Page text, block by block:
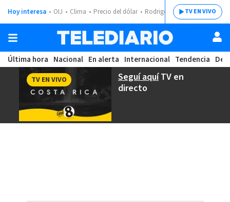
Hoy interesa OIJ Clima Precio del dólar Rodrigo ChavesTV EN VIVO
Última hora Nacional En alerta Internacional Tendencia
Seguí aquíTV en
directo
TV EN VIVO